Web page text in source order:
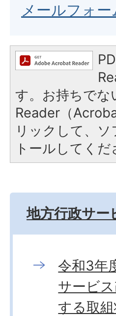
メールフォ
す。お持ちでな
Reader（
リックして、
トールしてくだ
地方行政サー
令和3年
サービ
する取